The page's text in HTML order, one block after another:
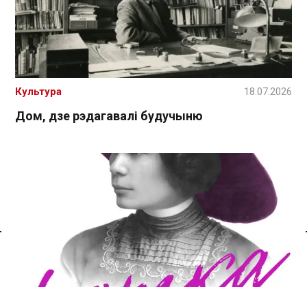
Спасылка без VPN
Дом, дзе рэдагавалі будучыню
Культура 18.07.2026